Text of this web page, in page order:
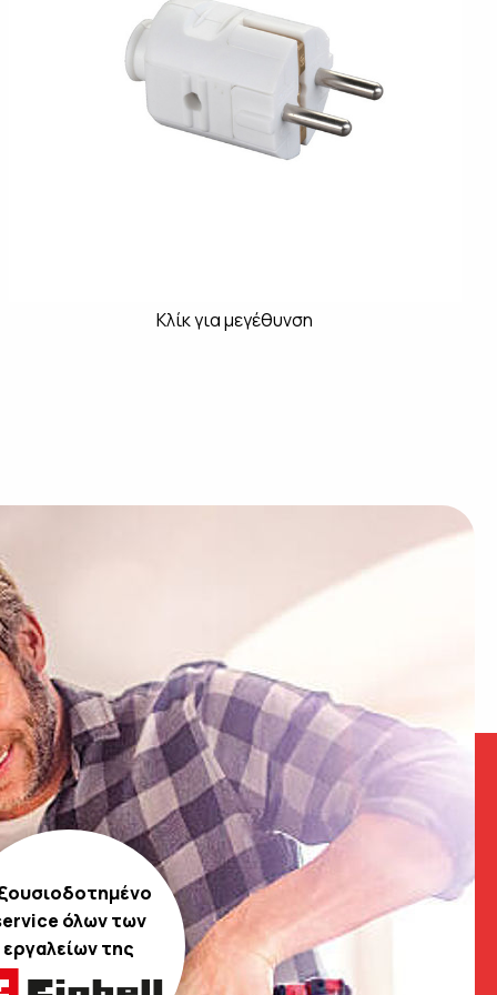
Κλίκ για μεγέθυνση
όλων των
εργαλείων της